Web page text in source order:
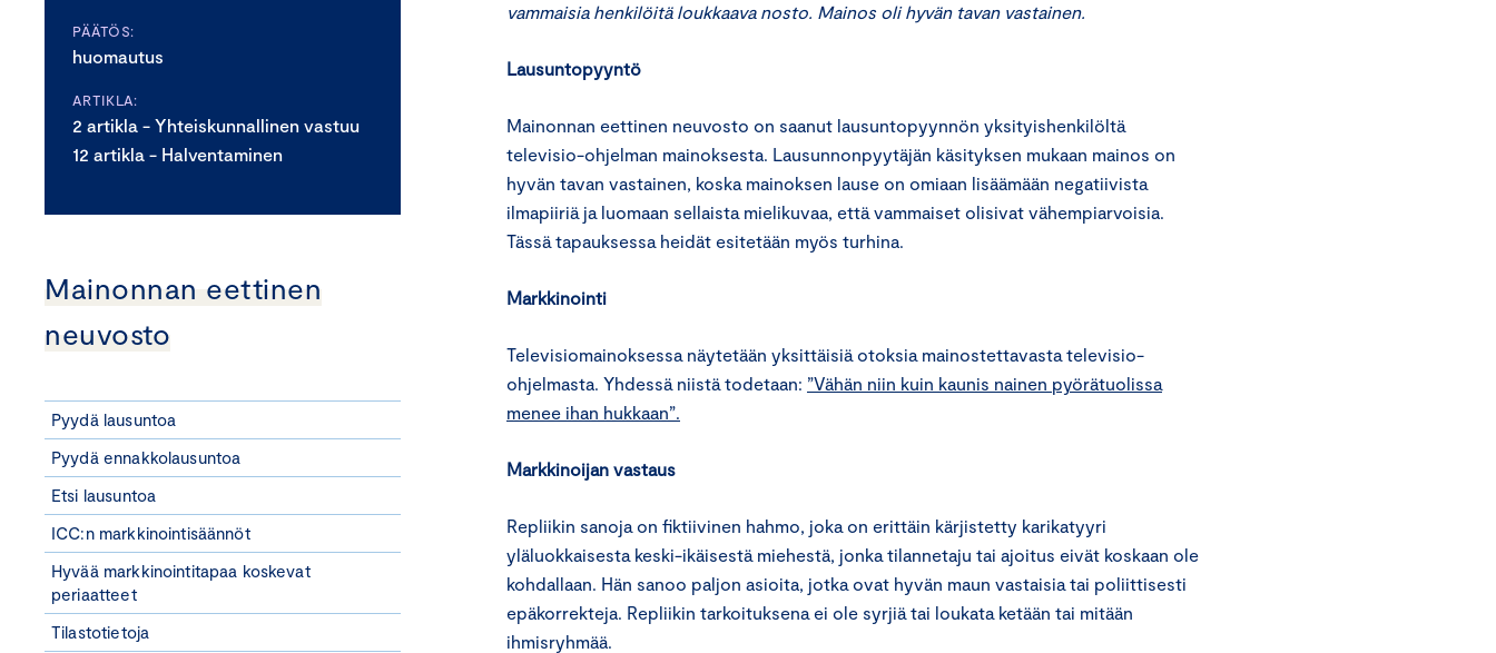
PÄÄTÖS:
huomautus
ARTIKLA:
2 artikla - Yhteiskunnallinen vastuu
12 artikla - Halventaminen
Mainonnan eettinen
neuvosto
Pyydä lausuntoa
Pyydä ennakkolausuntoa
Etsi lausuntoa
ICC:n markkinointisäännöt
Hyvää markkinointitapaa koskevat
periaatteet
Tilastotietoja
vammaisia henkilöitä loukkaava nosto. Mainos oli hyvän tavan vastainen.
Lausuntopyyntö
Mainonnan eettinen neuvosto on saanut lausuntopyynnön yksityishenkilöltä
televisio-ohjelman mainoksesta. Lausunnonpyytäjän käsityksen mukaan mainos on
hyvän tavan vastainen, koska mainoksen lause on omiaan lisäämään negatiivista
ilmapiiriä ja luomaan sellaista mielikuvaa, että vammaiset olisivat vähempiarvoisia.
Tässä tapauksessa heidät esitetään myös turhina.
Markkinointi
Televisiomainoksessa näytetään yksittäisiä otoksia mainostettavasta televisio-
ohjelmasta. Yhdessä niistä todetaan: ”Vähän niin kuin kaunis nainen pyörätuolissa
menee ihan hukkaan”.
Markkinoijan vastaus
Repliikin sanoja on fiktiivinen hahmo, joka on erittäin kärjistetty karikatyyri
yläluokkaisesta keski-ikäisestä miehestä, jonka tilannetaju tai ajoitus eivät koskaan ole
kohdallaan. Hän sanoo paljon asioita, jotka ovat hyvän maun vastaisia tai poliittisesti
epäkorrekteja. Repliikin tarkoituksena ei ole syrjiä tai loukata ketään tai mitään
ihmisryhmää.